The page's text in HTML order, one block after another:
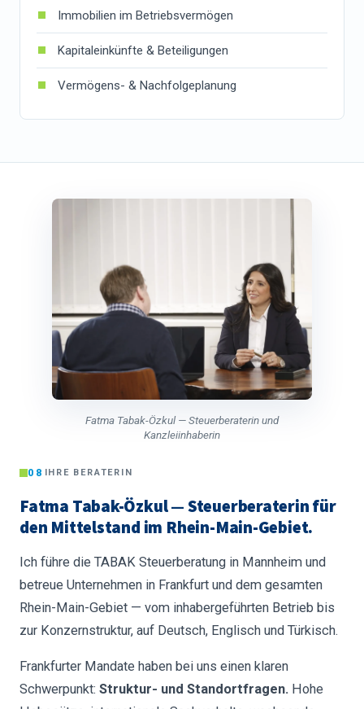
Immobilien im Betriebsvermögen
Kapitaleinkünfte & Beteiligungen
Vermögens- & Nachfolgeplanung
Fatma Tabak-Özkul — Steuerberaterin und
Kanzleiinhaberin
08 IHRE BERATERIN
Fatma Tabak-Özkul — Steuerberaterin für
den Mittelstand im Rhein-Main-Gebiet.
Ich führe die TABAK Steuerberatung in Mannheim und
betreue Unternehmen in Frankfurt und dem gesamten
Rhein-Main-Gebiet — vom inhabergeführten Betrieb bis
zur Konzernstruktur, auf Deutsch, Englisch und Türkisch.
Frankfurter Mandate haben bei uns einen klaren
Schwerpunkt: Struktur- und Standortfragen. Hohe